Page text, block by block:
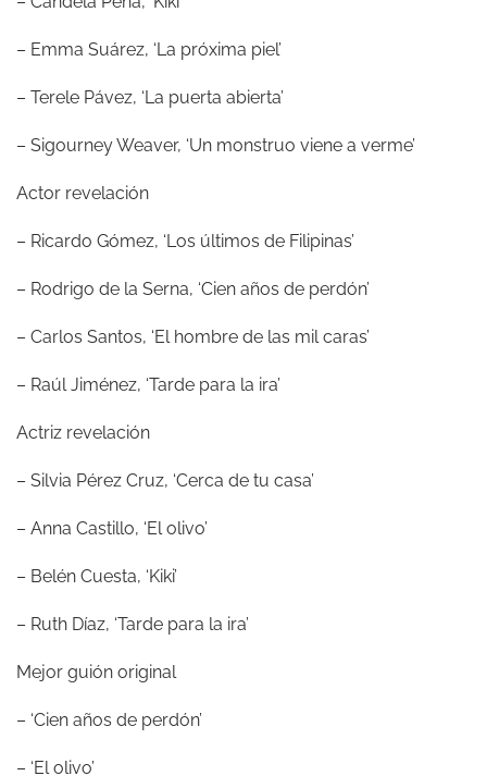
– Emma Suárez, ‘La próxima piel’
– Terele Pávez, ‘La puerta abierta’
– Sigourney Weaver, ‘Un monstruo viene a verme’
Actor revelación
– Ricardo Gómez, ‘Los últimos de Filipinas’
– Rodrigo de la Serna, ‘Cien años de perdón’
– Carlos Santos, ‘El hombre de las mil caras’
– Raúl Jiménez, ‘Tarde para la ira’
Actriz revelación
– Silvia Pérez Cruz, ‘Cerca de tu casa’
– Anna Castillo, ‘El olivo’
– Belén Cuesta, ‘Kiki’
– Ruth Díaz, ‘Tarde para la ira’
Mejor guión original
– ‘Cien años de perdón’
– ‘El olivo’